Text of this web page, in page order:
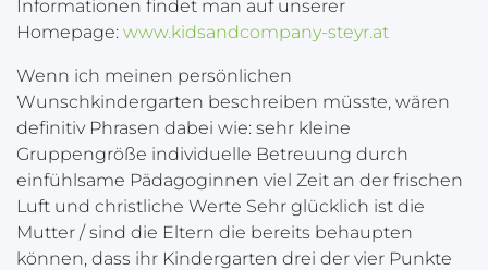
Informationen findet man auf unserer
Homepage: www.kidsandcompany-steyr.at
Wenn ich meinen persönlichen
Wunschkindergarten beschreiben müsste, wären
definitiv Phrasen ­dabei wie: sehr kleine
Gruppengröße individuelle Betreuung durch
einfühlsame Pädagoginnen viel Zeit an der frischen
Luft und christliche Werte Sehr glücklich ist die
Mutter / sind die Eltern die bereits behaupten
können, dass ihr Kindergarten drei der vier Punkte